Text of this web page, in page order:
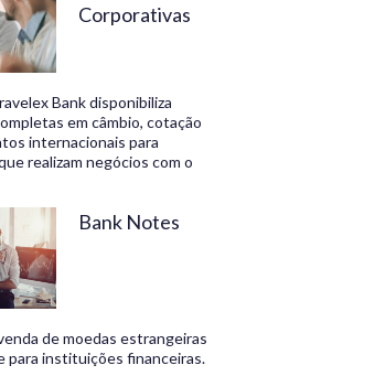
Corporativas
Bank disponibiliza
em câmbio, cotação
internacionais para
realizam negócios com o
Bank Notes
de moedas estrangeiras
para instituições financeiras.